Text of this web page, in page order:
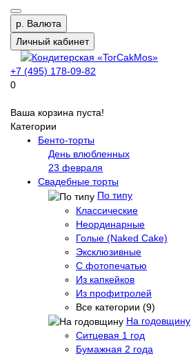
р. Валюта
Личный кабинет
+7 (495) 178-09-82
0
Ваша корзина пуста!
Категории
Бенто-торты
День влюбленных
23 февраля
Свадебные торты
По типу
Классические
Неординарные
Голые (Naked Cake)
Эксклюзивные
С фотопечатью
Из капкейков
Из профитролей
Все категории (9)
На годовщину
Ситцевая 1 год
Бумажная 2 года